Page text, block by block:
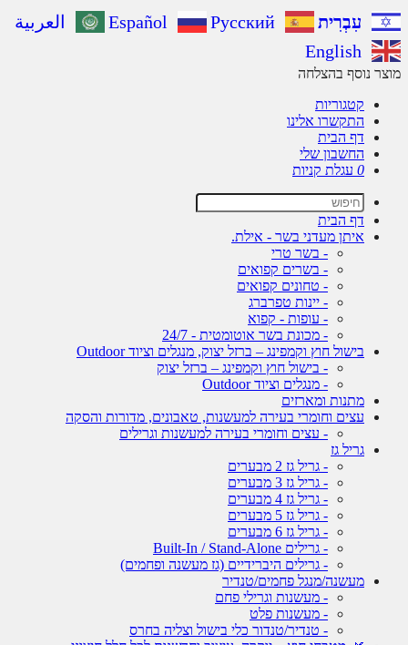
עִבְרִית Español Русский
العربية
English
נוסף בהצלחה
קטגוריות
התקשרו אלינו
דף הבית
החשבון שלי
עגלת קניות
דף הבית
איתן מעדני בשר - אילת.
- בשר טרי
- בשרים קפואים
- טחונים קפואים
- יינות טפרברג
- עופות - קפוא
- מכונת בשר אוטומטית - 24/7
בישול חוץ וקמפינג – ברזל יצוק, מנגלים וציוד Outdoor
- בישול חוץ וקמפינג – ברזל יצוק
- מנגלים וציוד Outdoor
מתנות ומארזים
עצים וחומרי בעירה למעשנות, טאבונים, מדורות והסקה
- עצים וחומרי בעירה למעשנות וגרילים
גריל גז
- גריל גז 2 מבערים
- גריל גז 3 מבערים
- גריל גז 4 מבערים
- גריל גז 5 מבערים
- גריל גז 6 מבערים
- גרילים Built-In / Stand-Alone
- גרילים היברידיים (גז מעשנה ופחמים)
מעשנה/מנגל פחמים/טנדיר
- מעשנות וגרילי פחם
- מעשנות פלט
- טנדיר/טנדור כלי בישול וצליה בחרס